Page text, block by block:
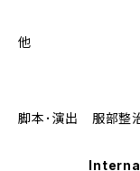
他
脚本･演出 服部整